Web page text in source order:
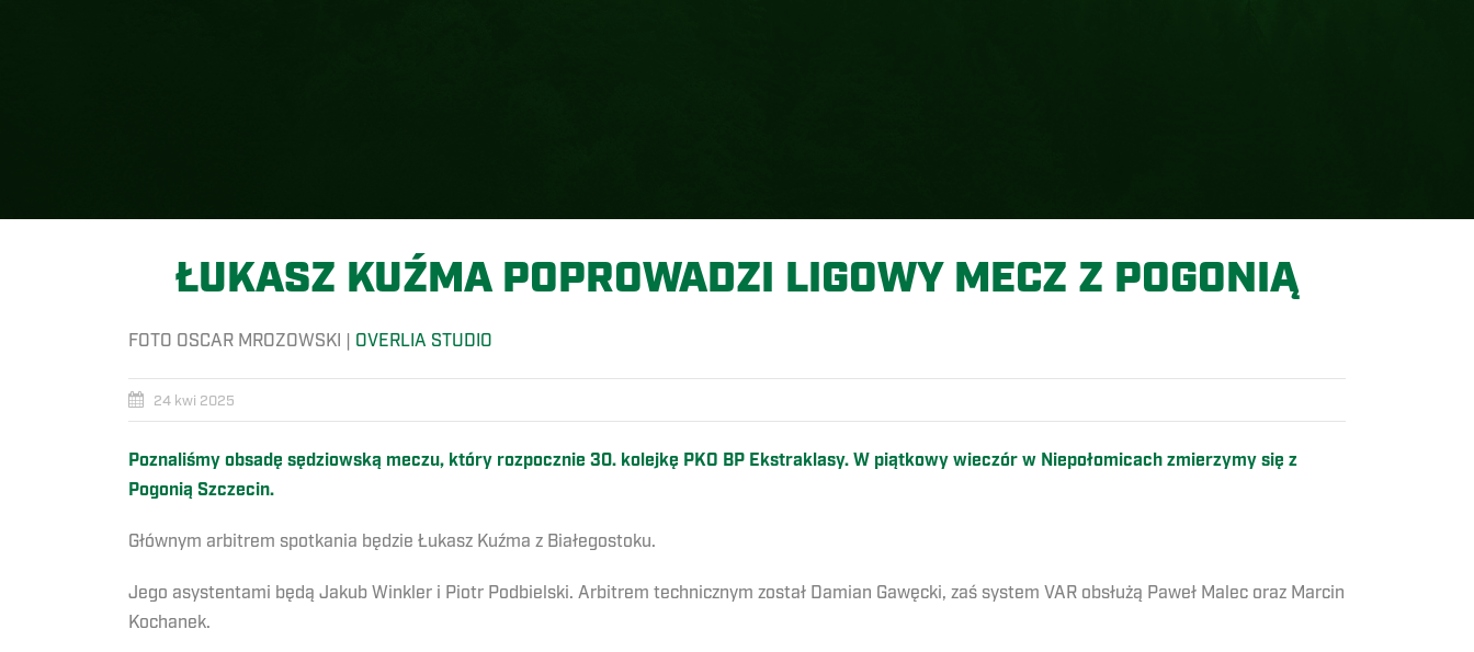
ŁUKASZ KUŹMA POPROWADZI LIGOWY MECZ Z POGONIĄ
FOTO OSCAR MROZOWSKI | OVERLIA STUDIO
24 kwi 2025
Poznaliśmy obsadę sędziowską meczu, który rozpocznie 30. kolejkę PKO BP Ekstraklasy. W piątkowy wieczór w Niepołomicach zmierzymy się z
Pogonią Szczecin.
Głównym arbitrem spotkania będzie Łukasz Kuźma z Białegostoku.
Jego asystentami będą Jakub Winkler i Piotr Podbielski. Arbitrem technicznym został Damian Gawęcki, zaś system VAR obsłużą Paweł Malec oraz Marcin
Kochanek.